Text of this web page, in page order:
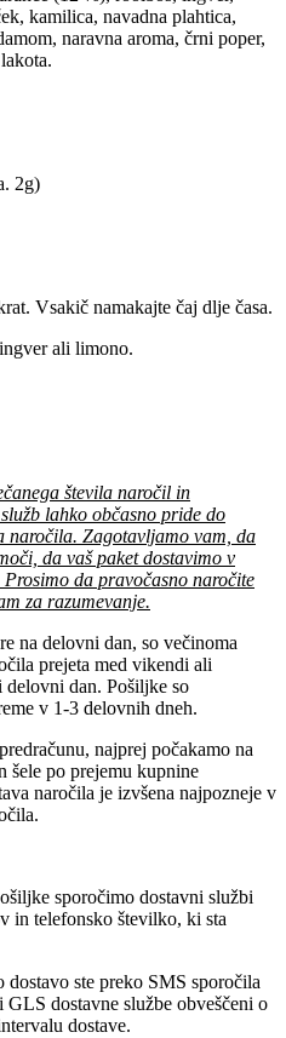
kamilica, navadna plahtica,
naravna aroma, črni poper,
2g)
Vsakič namakajte čaj dlje časa.
ali limono.
števila naročil in
lahko občasno pride do
naročila. Zagotavljamo vam, da
da vaš paket dostavimo v
da pravočasno naročite
za razumevanje.
na delovni dan, so večinoma
prejeta med vikendi ali
dan. Pošiljke so
v 1-3 delovnih dneh.
najprej počakamo na
šele po prejemu kupnine
naročila je izvšena najpozneje v
sporočimo dostavni službi
in telefonsko številko, ki sta
dostavo ste preko SMS sporočila
GLS dostavne službe obveščeni o
dostave.